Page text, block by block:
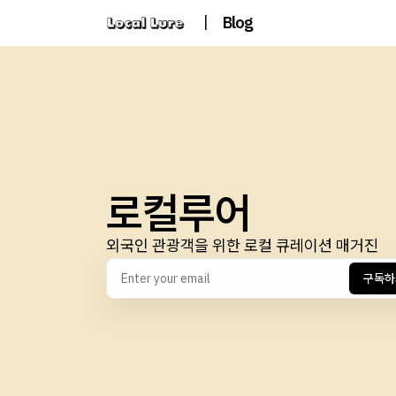
| Blog
로컬루어
외국인 관광객을 위한 로컬 큐레이션 매거진
구독